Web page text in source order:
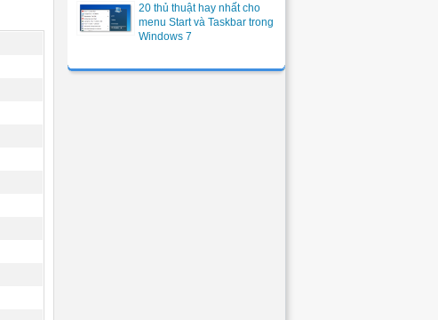
20 thủ thuật hay nhất cho
menu Start và Taskbar trong
Windows 7